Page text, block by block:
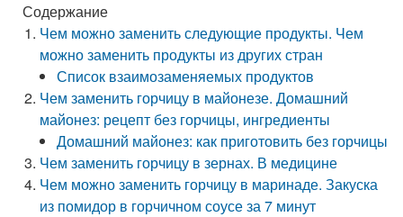
Содержание
Чем можно заменить следующие продукты. Чем
можно заменить продукты из других стран
Список взаимозаменяемых продуктов
Чем заменить горчицу в майонезе. Домашний
майонез: рецепт без горчицы, ингредиенты
Домашний майонез: как приготовить без горчицы
Чем заменить горчицу в зернах. В медицине
Чем можно заменить горчицу в маринаде. Закуска
из помидор в горчичном соусе за 7 минут